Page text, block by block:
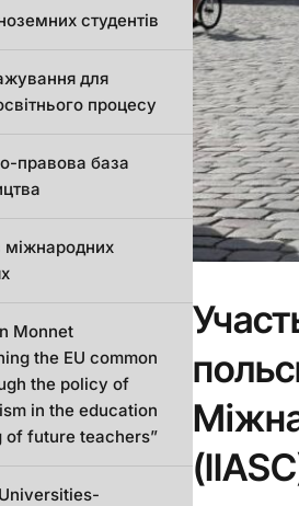
студентів
для
процесу
правова база
міжнародних
Monnet
the EU common
the policy of
in the education
of future teachers”